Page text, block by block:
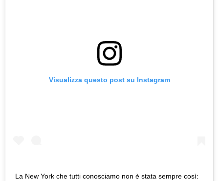
Visualizza questo post su Instagram
La New York che tutti conosciamo non è stata sempre così: